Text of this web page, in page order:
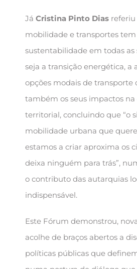
Já Cristina Pinto Diasreferiu
mobilidade e transportes tem
sustentabilidade em todas as
seja a transição energética, a
opções modais de transporte
também os seus impactos na
territorial, concluindo que “o
mobilidade urbana que
estamos a criar aproxima os
deixa ninguém para trás”,
o contributo das autarquias
indispensável.
Este Fórum demonstrou,
acolhe de braços abertos a
políticas públicas que